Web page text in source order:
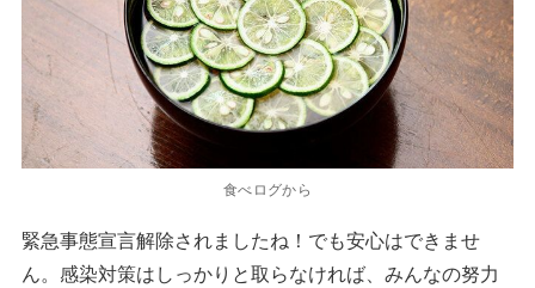
食べログから
緊急事態宣言解除されましたね！でも安心はできませ
ん。感染対策はしっかりと取らなければ、みんなの努力